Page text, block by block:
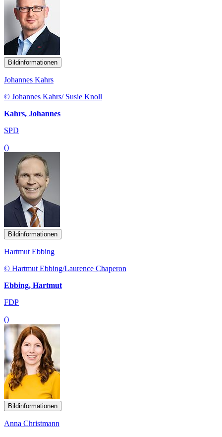
Bildinformationen
Johannes Kahrs
© Johannes Kahrs/ Susie Knoll
Kahrs, Johannes
SPD
()
Bildinformationen
Hartmut Ebbing
© Hartmut Ebbing/Laurence Chaperon
Ebbing, Hartmut
FDP
()
Bildinformationen
Anna Christmann